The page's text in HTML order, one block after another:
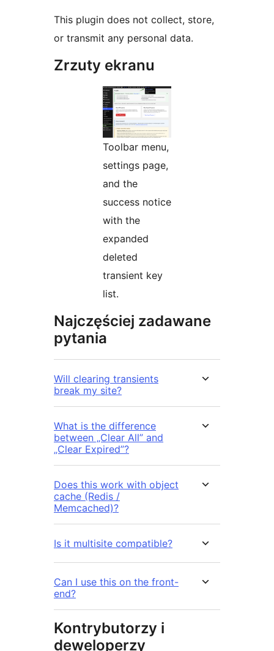
This plugin does not collect, store,
or transmit any personal data.
Zrzuty ekranu
Toolbar menu,
settings page,
and the
success notice
with the
expanded
deleted
transient key
list.
Najczęściej zadawane
pytania
Will clearing transients
break my site?
What is the difference
between „Clear All” and
„Clear Expired”?
Does this work with object
cache (Redis /
Memcached)?
Is it multisite compatible?
Can I use this on the front-
end?
Kontrybutorzy i
deweloperzy